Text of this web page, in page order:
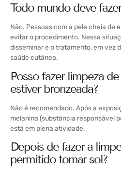
Todo mundo deve
Não. Pessoas com a pele cheia de
evitar o procedimento. Nessa
disseminar e o tratamento, em vez
saúde cutânea.
Posso fazer limpeza
estiver bronzeada?
Não é recomendado. Após a
melanina (substância responsável
está em plena atividade.
Depois de fazer a
permitido tomar sol?